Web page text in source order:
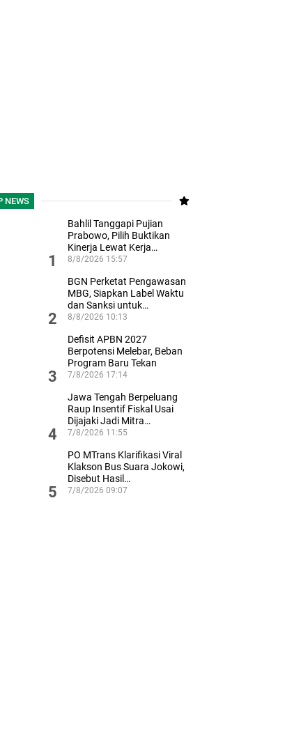
NEWS
1
Bahlil Tanggapi Pujian
Prabowo, Pilih Buktikan
Kinerja Lewat Kerja…
8/8/2026 15:57
2
BGN Perketat Pengawasan
MBG, Siapkan Label Waktu
dan Sanksi untuk…
8/8/2026 10:13
3
Defisit APBN 2027
Berpotensi Melebar, Beban
Program Baru Tekan
Ruang…
7/8/2026 17:14
4
Jawa Tengah Berpeluang
Raup Insentif Fiskal Usai
Dijajaki Jadi Mitra…
7/8/2026 11:55
5
PO MTrans Klarifikasi Viral
Klakson Bus Suara Jokowi,
Disebut Hasil…
7/8/2026 09:07